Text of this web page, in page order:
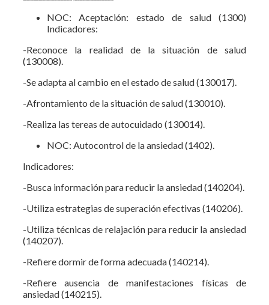
NOC: Aceptación: estado de salud (1300)
Indicadores:
-Reconoce la realidad de la situación de salud
(130008).
-Se adapta al cambio en el estado de salud (130017).
-Afrontamiento de la situación de salud (130010).
-Realiza las tereas de autocuidado (130014).
NOC: Autocontrol de la ansiedad (1402).
Indicadores:
-Busca información para reducir la ansiedad (140204).
-Utiliza estrategias de superación efectivas (140206).
-Utiliza técnicas de relajación para reducir la ansiedad
(140207).
-Refiere dormir de forma adecuada (140214).
-Refiere ausencia de manifestaciones físicas de
ansiedad (140215).